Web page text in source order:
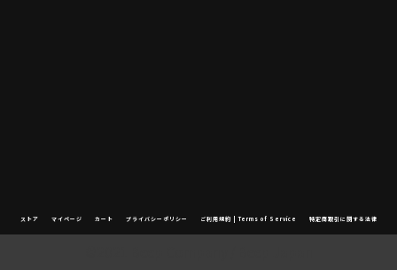
ストア マイページ カート プライバシーポリシー ご利用規約 | Terms of Service 特定商取引に関する法律